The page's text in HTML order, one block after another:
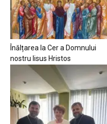
Înălțarea la Cer a Domnului
nostru Iisus Hristos